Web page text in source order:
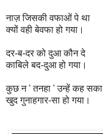
नाज़ जिसकी वफाओं पे था
क्यों वही बेवफा हो गया।
दर-ब-दर को दुआ कौन दे
काबिले बद-दुआ हो गया।
कुछ न ' तनहा ' उन्हें कह सका
खुद गुनाहगार-सा हो गया।